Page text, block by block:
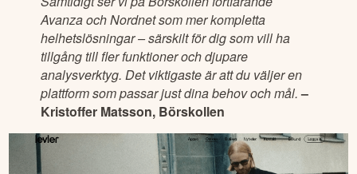
Avanza och Nordnet som mer kompletta
helhetslösningar – särskilt för dig som vill ha
tillgång till fler funktioner och djupare
analysverktyg. Det viktigaste är att du väljer en
plattform som passar just dina behov och mål. –
Kristoffer Matsson, Börskollen